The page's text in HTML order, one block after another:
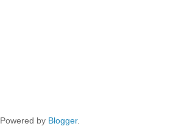
Powered by Blogger.